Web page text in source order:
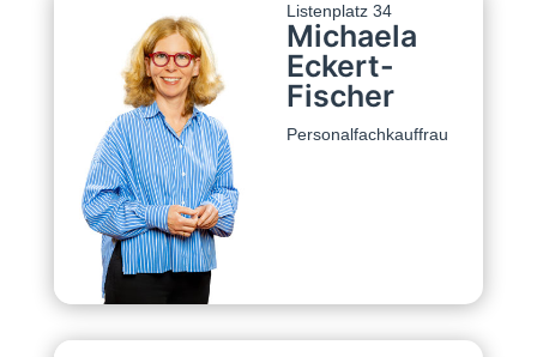
Listenplatz 34
Michaela
Eckert-
Fischer
Personalfachkauffrau